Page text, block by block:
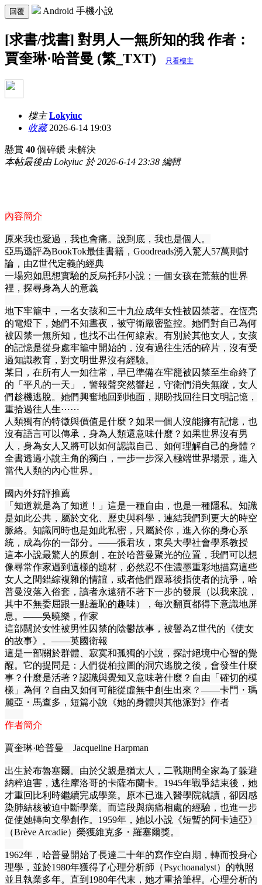
回覆 Android 手機小說
[求書/找書] 對男人一無所知的我 作者：
賈奎琳·哈普曼 (繁_TXT)
只看樓主
樓主 Lokyiuc
收藏2026-6-14 19:03
懸賞 40 個碎鑽 未解決
本帖最後由 Lokyiuc 於 2026-6-14 23:38 編輯
內容簡介
原來我也愛過，我也會痛。說到底，我也是個人。
亞馬遜評為BookTok最佳書籍，Goodreads湧入驚人57萬則討
論，由Z世代定義的經典
一場宛如思想實驗的反烏托邦小說；一個女孩在荒蕪的世界
裡，探尋身為人的意義
地下牢籠中，一名女孩和三十九位成年女性被囚禁著。在恆亮
的電燈下，她們不知晝夜，被守衛嚴密監控。她們對自己為何
被囚禁一無所知，也找不出任何線索。有別於其他女人，女孩
的記憶是從身處牢籠中開始的，沒有過往生活的碎片，沒有受
過知識教育，對文明世界沒有經驗。
某日，在所有人一如往常，早已準備在牢籠被囚禁至生命終了
的「平凡的一天」，警報聲突然響起，守衛們消失無蹤，女人
們趁機逃脫。她們興奮地回到地面，期盼找回往日文明記憶，
重拾過往人生⋯⋯
人類獨有的特徵與價值是什麼？如果一個人沒能擁有記憶，也
沒有語言可以傳承，身為人類還意味什麼？如果世界沒有男
人，身為女人又將可以如何認識自己、如何理解自己的身體？
全書透過小說主角的獨白，一步一步深入極端世界場景，進入
當代人類的內心世界。
國內外好評推薦
「知道就是為了知道！」這是一種自由，也是一種隱私。知識
是如此公共，屬於文化、歷史與科學，連結我們到更大的時空
脈絡。知識同時也是如此私密，只屬於你，進入你的身心系
統，成為你的一部分。——張君玫，東吳大學社會學系教授
這本小說最驚人的原創，在於哈普曼聚光的位置，我們可以想
像尋常作家遇到這樣的題材，必然忍不住濃墨重彩地描寫這些
女人之間錯綜複雜的情誼，或者他們跟幕後指使者的抗爭，哈
普曼沒落入俗套，讀者永遠猜不著下一步的發展（以我來說，
其中不無委屈跟一點羞恥的趣味），每次翻頁都得下意識地屏
息。——吳曉樂，作家
這部關於女性被男性囚禁的陰鬱故事，被譽為Z世代的《使女
的故事》。——英國衛報
這是一部關於群體、寂寞和孤獨的小說，探討絕境中心智的覺
醒。它的提問是：人們從柏拉圖的洞穴逃脫之後，會發生什麼
事？什麼是活著？認識與覺知又意味著什麼？自由「確切的模
樣」為何？自由又如何可能從虛無中創生出來？——卡門・瑪
麗亞・馬查多，短篇小說《她的身體與其他派對》作者
作者簡介
賈奎琳·哈普曼 Jacqueline Harpman
出生於布魯塞爾。由於父親是猶太人，二戰期間全家為了躲避
納粹迫害，逃往摩洛哥的卡薩布蘭卡。1945年戰爭結束後，她
才重回比利時繼續完成學業。原本已進入醫學院就讀，卻因感
染肺結核被迫中斷學業。而這段與病痛相處的經驗，也進一步
促使她轉向文學創作。1959年，她以小說《短暫的阿卡迪亞》
（Brève Arcadie）榮獲維克多・羅塞爾獎。
1962年，哈普曼開始了長達二十年的寫作空白期，轉而投身心
理學，並於1980年獲得了心理分析師（Psychoanalyst）的執照
並且執業多年。直到1980年代末，她才重拾筆桿。心理分析的